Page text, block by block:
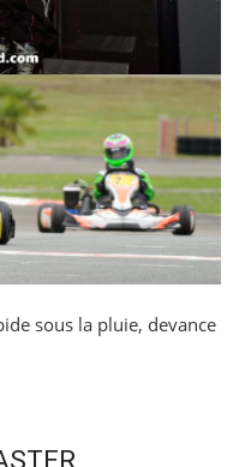
sous la pluie, devance